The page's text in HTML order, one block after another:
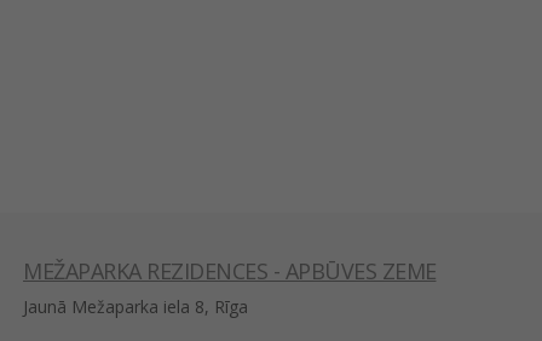
MEŽAPARKA REZIDENCES - APBŪVES ZEME
Jaunā Mežaparka iela 8, Rīga